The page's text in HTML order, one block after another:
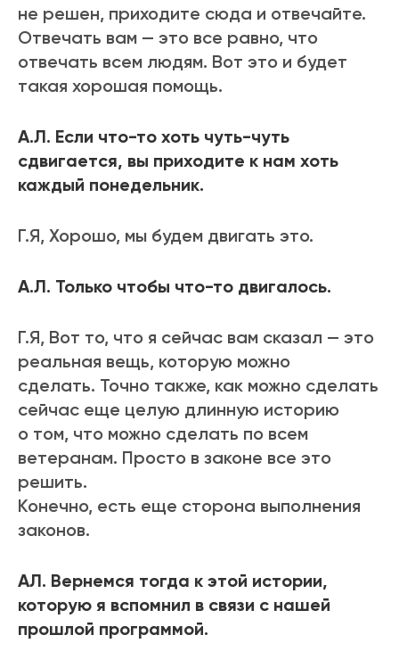
не решен, приходите сюда и отвечайте.
Отвечать вам — это все равно, что
отвечать всем людям. Вот это и будет
такая хорошая помощь.
А.Л. Если что-то хоть чуть-чуть
сдвигается, вы приходите к нам хоть
каждый понедельник.
Г.Я, Хорошо, мы будем двигать это.
А.Л. Только чтобы что-то двигалось.
Г.Я, Вот то, что я сейчас вам сказал — это
реальная вещь, которую можно
сделать. Точно также, как можно сделать
сейчас еще целую длинную историю
о том, что можно сделать по всем
ветеранам. Просто в законе все это
решить.
Конечно, есть еще сторона выполнения
законов.
АЛ. Вернемся тогда к этой истории,
которую я вспомнил в связи с нашей
прошлой программой.